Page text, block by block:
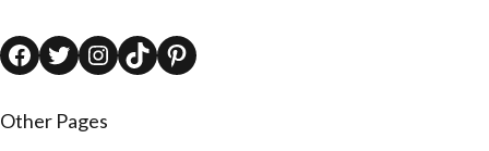
Facebook Twitter Instagram TikTok Pinterest
Other Pages